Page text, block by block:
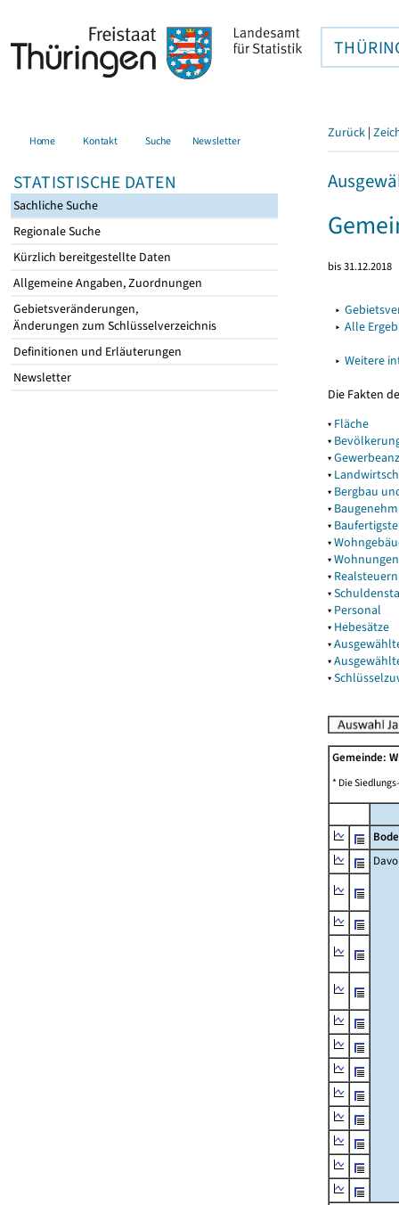
Home Kontakt Suche Newsletter
STATISTISCHE DATEN
Sachliche Suche
Regionale Suche
Kürzlich bereitgestellte Daten
Allgemeine Angaben, Zuordnungen
Gebietsveränderungen,
Änderungen zum Schlüsselverzeichnis
Definitionen und Erläuterungen
Newsletter
Zurück |
bis 31.12.2018
▸
▸ Alle
▸ Weitere
Die Fakten
▾ Fläche
▾
▾
▾
▾ Bergbau
▾
▾
▾
▾Wohnungen
▾ Realsteuern
▾
▾ Personal
▾ Hebesätze
▾
▾
▾
Gemeinde:
* Die